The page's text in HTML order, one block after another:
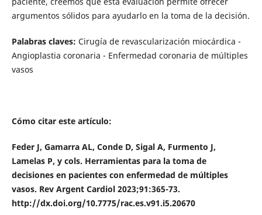
argumentos sólidos para ayudarlo en la toma de la decisión.
Palabras claves: Cirugía de revascularización miocárdica -
Angioplastia coronaria - Enfermedad coronaria de múltiples
vasos
Cómo citar este artículo:
Feder J, Gamarra AL, Conde D, Sigal A, Furmento J,
Lamelas P, y cols. Herramientas para la toma de
decisiones en pacientes con enfermedad de múltiples
vasos. Rev Argent Cardiol 2023;91:365-73.
http://dx.doi.org/10.7775/rac.es.v91.i5.20670